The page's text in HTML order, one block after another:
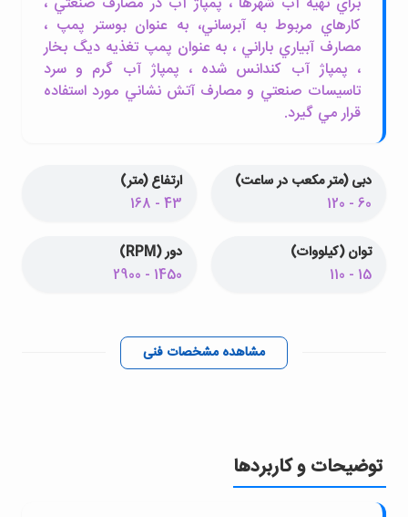
کارهاي مربوط به آبرساني، به عنوان بوستر پمپ ،
مصارف آبياري باراني ، به عنوان پمپ تغذيه ديگ بخار
، پمپاژ آب کندانس شده ، پمپاژ آب گرم و سرد
تاسيسات صنعتي و مصارف آتش نشاني مورد استفاده
قرار مي گيرد.
دبی (متر مکعب در ساعت)
60 - 120
ارتفاع (متر)
43 - 168
توان (کیلووات)
15 - 110
دور (RPM)
1450 - 2900
مشاهده مشخصات فنی
توضیحات و کاربردها